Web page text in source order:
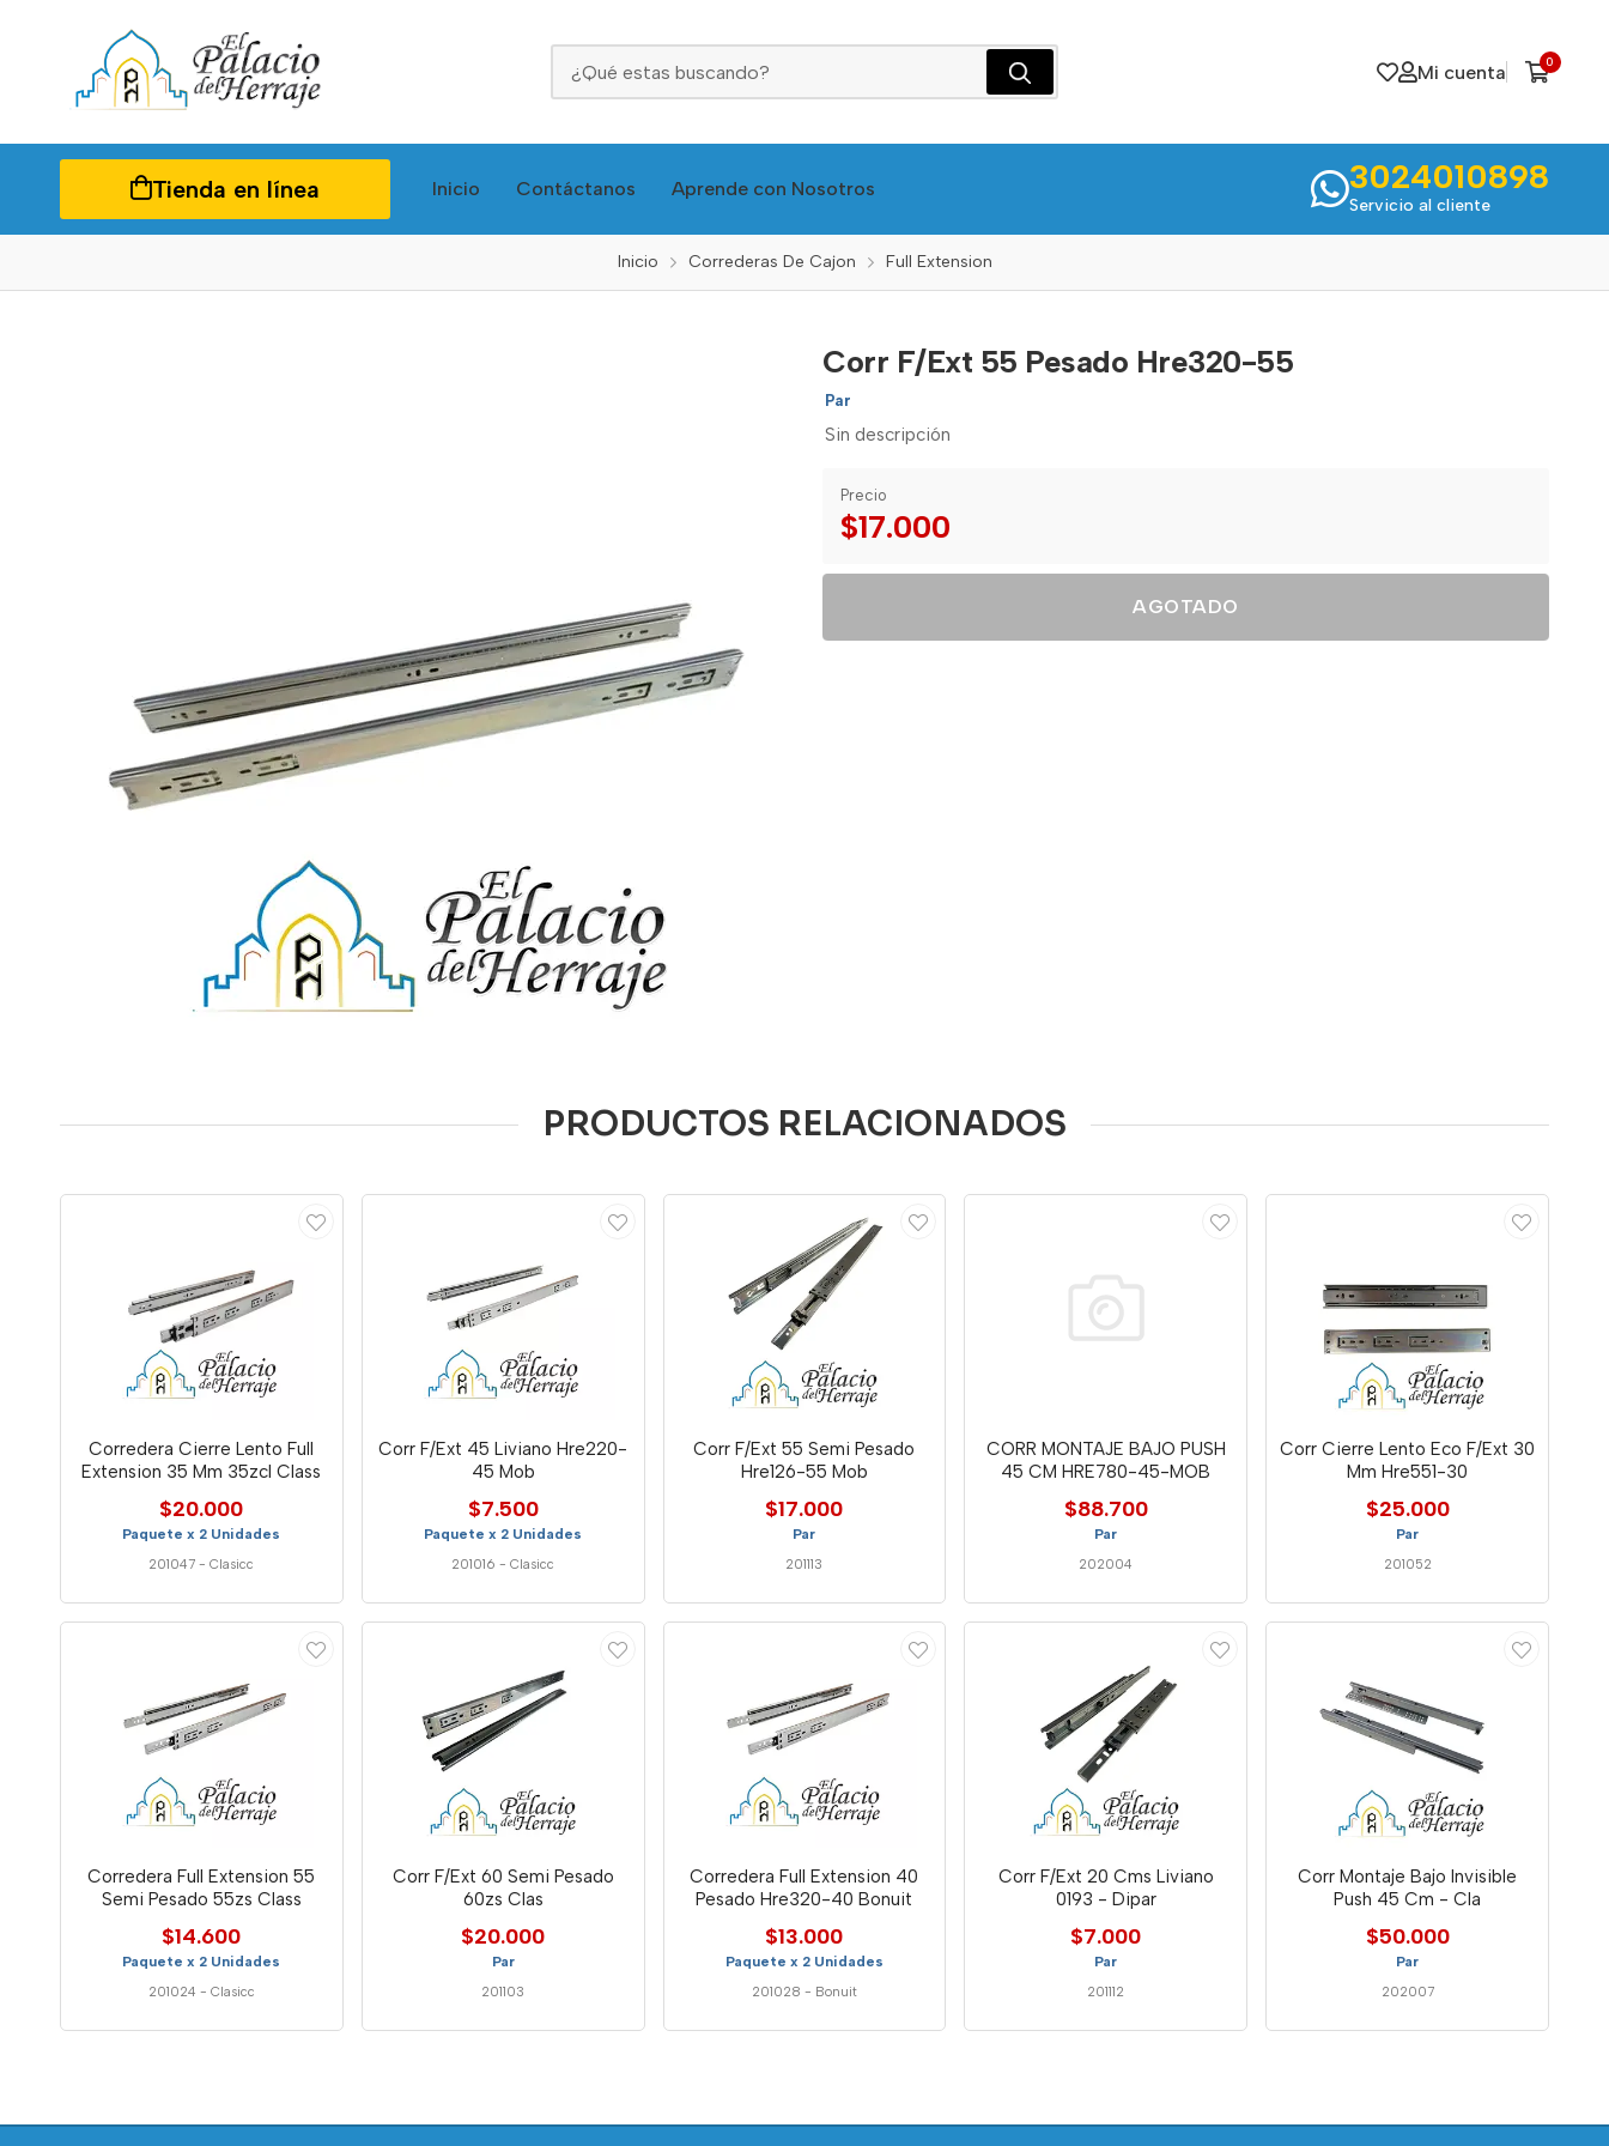
Mi cuenta 0
Tienda en línea Inicio Contáctanos Aprende con Nosotros 3024010898
Servicio al cliente
Inicio Correderas De Cajon Full Extension
Corr F/Ext 55 Pesado Hre320-55
Par
Sin descripción
Precio
$17.000
AGOTADO
PRODUCTOS RELACIONADOS
Corredera Cierre Lento Full
Extension 35 Mm 35zcl Class
$20.000
Paquete x 2 Unidades
201047 -Clasicc
Corr F/Ext 45 Liviano Hre220-
45 Mob
$7.500
Paquete x 2 Unidades
201016 -Clasicc
Corr F/Ext 55 Semi Pesado
Hre126-55 Mob
$17.000
Par
201113
CORR MONTAJE BAJO PUSH
45 CM HRE780-45-MOB
$88.700
Par
202004
Corr Cierre Lento Eco F/Ext 30
Mm Hre551-30
$25.000
Par
201052
Corredera Full Extension 55
Semi Pesado 55zs Class
$14.600
Paquete x 2 Unidades
201024 - Clasicc
Corr F/Ext 60 Semi Pesado
60zs Clas
$20.000
Par
201103
Corredera Full Extension 40
Pesado Hre320-40 Bonuit
$13.000
Paquete x 2 Unidades
201028 - Bonuit
Corr F/Ext 20 Cms Liviano
0193 - Dipar
$7.000
Par
201112
Corr Montaje Bajo Invisible
Push 45 Cm - Cla
$50.000
Par
202007